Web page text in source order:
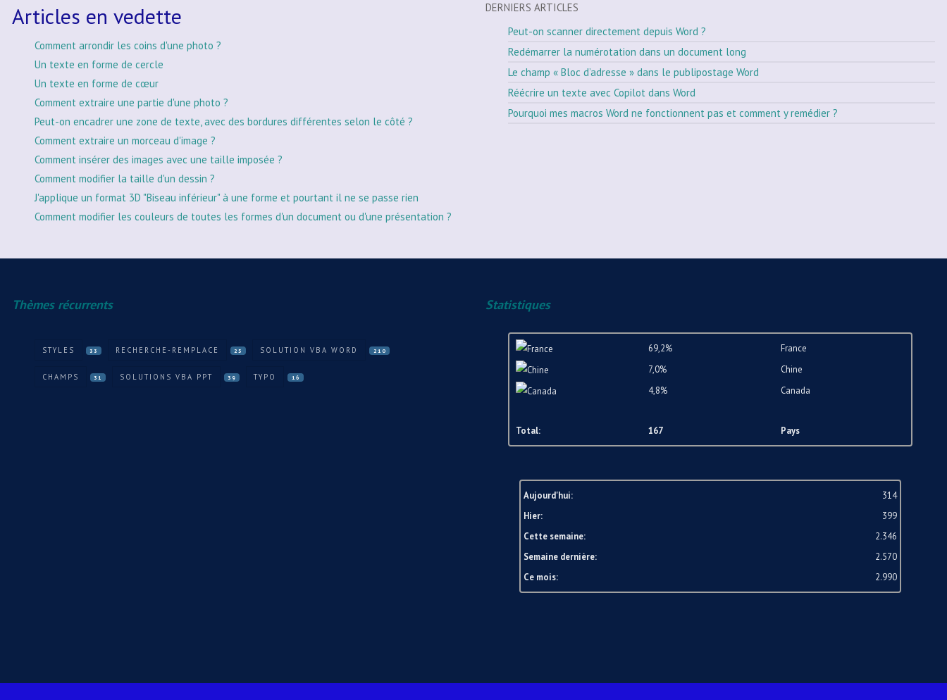
Articles en vedette
Comment arrondir les coins d'une photo ?
Un texte en forme de cercle
Un texte en forme de cœur
Comment extraire une partie d'une photo ?
Peut-on encadrer une zone de texte, avec des bordures différentes selon le côté ?
Comment extraire un morceau d'image ?
Comment insérer des images avec une taille imposée ?
Comment modifier la taille d'un dessin ?
J'applique un format 3D "Biseau inférieur" à une forme et pourtant il ne se passe rien
Comment modifier les couleurs de toutes les formes d'un document ou d'une présentation ?
DERNIERS ARTICLES
Peut-on scanner directement depuis Word ?
Redémarrer la numérotation dans un document long
Le champ « Bloc d’adresse » dans le publipostage Word
Réécrire un texte avec Copilot dans Word
Pourquoi mes macros Word ne fonctionnent pas et comment y remédier ?
Thèmes récurrents
STYLES 33 RECHERCHE-REMPLACE 25 SOLUTION VBA WORD 210
CHAMPS 31 SOLUTIONS VBA PPT 39 TYPO 16
Statistiques
69,2%
France
7,0%
Chine
4,8%
Canada
Total: 167 Pays
Aujourd'hui:
314
Hier:
399
Cette semaine:
2.346
Semaine dernière:
2.570
Ce mois:
2.990